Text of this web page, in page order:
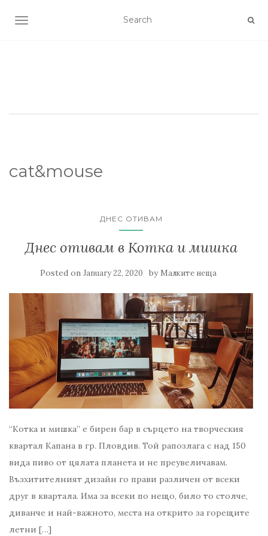
TOGGLE NAVIGATION
cat&mouse
ДНЕС ОТИВАМ
Днес отивам в Котка и мишка
Posted on January 22, 2020 by Малките неща
“Котка и мишка” е бирен бар в сърцето на творческия
квартал Капана в гр. Пловдив. Той рапозлага с над 150
вида пиво от цялата планета и не преувеличавам.
Възхитителният дизайн го прави различен от всеки
друг в квартала. Има за всеки по нещо, било то столче,
диванче и най-важното, места на открито за горещите
летни […]